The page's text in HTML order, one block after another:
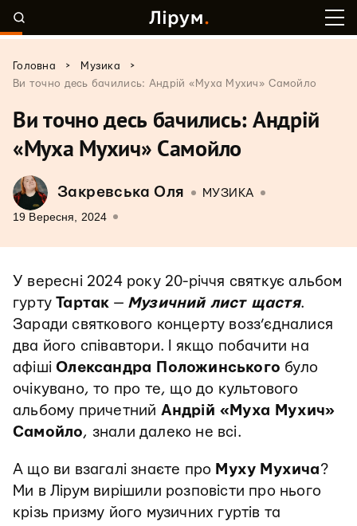
Головна > Музика
>
Ви точно десь бачились: Андрій «Муха Мухич» Самойло
Ви точно десь бачились: Андрій
«Муха Мухич» Самойло
Закревська Оля МУЗИКА
19 Вересня, 2024
У вересні 2024 року 20-річчя святкує альбом
гуртуТартак — Музичний лист щастя.
Заради святкового концерту возз’єдналися
два його співавтори. І якщо побачити на
афішіОлександра Положинського було
очікувано, то про те, що до культового
альбому причетний Андрій «Муха Мухич»
Самойло, знали далеко не всі.
А що ви взагалі знаєте про Муху Мухича?
Ми в Лірум вирішили розповісти про нього
крізь призму його музичних гуртів та